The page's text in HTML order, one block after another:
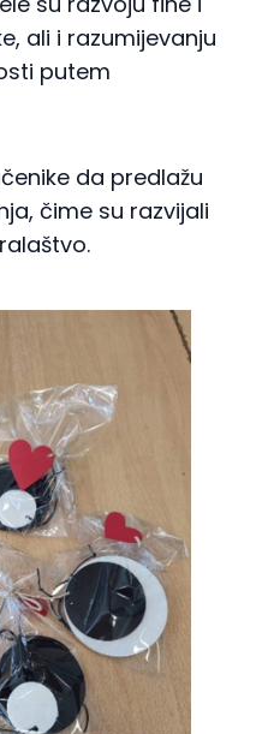
ali i razumijevanju
putem
da predlažu
čime su razvijali